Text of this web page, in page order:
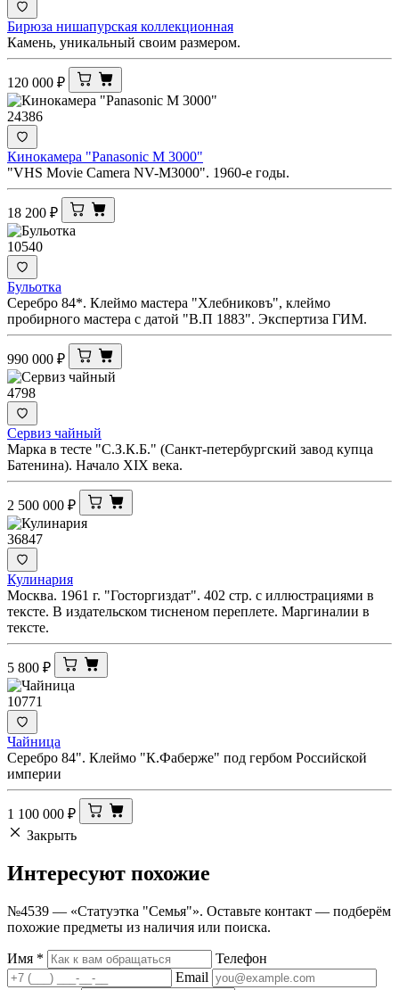
Бирюза нишапурская коллекционная
Камень, уникальный своим размером.
120 000 ₽
24386
Кинокамера "Panasonic M 3000"
"VHS Movie Camera NV-M3000". 1960-е годы.
18 200 ₽
10540
Бульотка
Серебро 84*. Клеймо мастера "Хлебниковъ", клеймо
пробирного мастера с датой "В.П 1883". Экспертиза ГИМ.
990 000 ₽
4798
Сервиз чайный
Марка в тесте "С.З.К.Б." (Санкт-петербургский завод купца
Батенина). Начало XIX века.
2 500 000 ₽
36847
Кулинария
Москва. 1961 г. "Госторгиздат". 402 стр. с иллюстрациями в
тексте. В издательском тисненом переплете. Маргиналии в
тексте.
5 800 ₽
10771
Чайница
Серебро 84". Клеймо "К.Фаберже" под гербом Российской
империи
1 100 000 ₽
Закрыть
Интересуют похожие
№4539 — «Статуэтка "Семья"». Оставьте контакт — подберём
похожие предметы из наличия или поиска.
Имя *
Телефон
Email